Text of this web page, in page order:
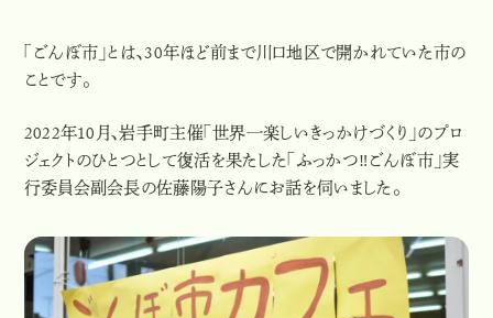
「ごんぼ市」とは、30年ほど前まで川口地区で開かれていた市の
ことです。
2022年10月、岩手町主催「世界一楽しいきっかけづくり」のプロ
ジェクトのひとつとして復活を果たした「ふっかつ‼ごんぼ市」実
行委員会副会長の佐藤陽子さんにお話を伺いました。